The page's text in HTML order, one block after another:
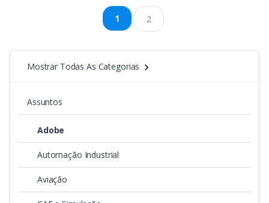
1 2
Mostrar Todas As Categorias
Assuntos
Adobe
Automação Industrial
Aviação